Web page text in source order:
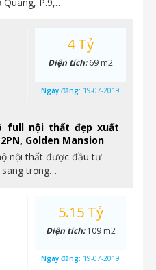
full nội thất đẹp xuất
Golden Mansion
nội thất được đầu tư
trọng…
4 Tỷ
Diện tích:69 m2
Ngày đăng: 19-07-2019
5.15 Tỷ
Diện tích:109 m2
Ngày đăng: 19-07-2019